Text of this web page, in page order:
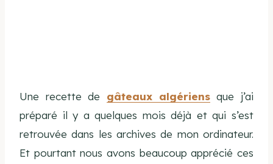
Une recette de gâteaux algériensque j’ai
préparé il y a quelques mois déjà et qui s’est
retrouvée dans les archives de mon ordinateur.
Et pourtant nous avons beaucoup apprécié ces